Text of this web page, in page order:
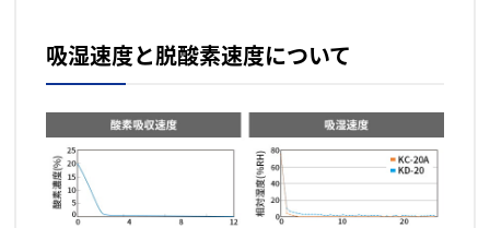
吸湿速度と脱酸素速度について